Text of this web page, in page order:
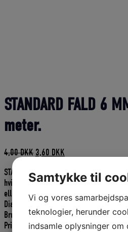
STANDARD FALD 6
meter.
4,00DKK Den
pris
var:
4,00 DKK.
3,60 DKK
pris
er:
3,60 DKK.
STANDARD FALD, rundflettet polyester,
hvid, er en faldline i blød og behagelig
eller mellem store både.
Diameter: 6 mm.
Brudstyrke: 923 kg.
Pris pr. meter.
Samtykke til
Vi og vores
teknologier, herunder
indsamle oplysninger